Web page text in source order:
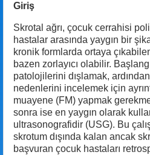
Giriş
Skrotal ağrı, çocuk cerrahisi
hastalar arasında yaygın bir
kronik formlarda ortaya
bazen zorlayıcı olabilir.
patolojilerini dışlamak,
nedenlerini incelemek için
muayene (FM) yapmak
sonra ise en yaygın olarak
ultrasonografidir (USG). Bu
skrotum dışında kalan ancak
başvuran çocuk hastaları